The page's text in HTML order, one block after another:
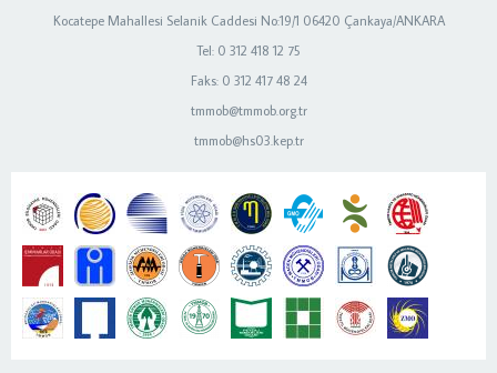
Kocatepe Mahallesi Selanik Caddesi No:19/1 06420 Çankaya/ANKARA
Tel: 0 312 418 12 75
Faks: 0 312 417 48 24
tmmob@tmmob.org.tr
tmmob@hs03.kep.tr